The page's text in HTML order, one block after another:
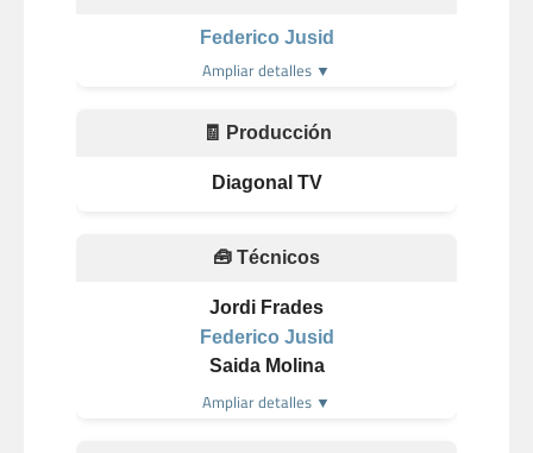
Federico Jusid
Ampliar detalles ▼
🧾 Producción
Diagonal TV
🧰 Técnicos
Jordi Frades
Federico Jusid
Saida Molina
Ampliar detalles ▼